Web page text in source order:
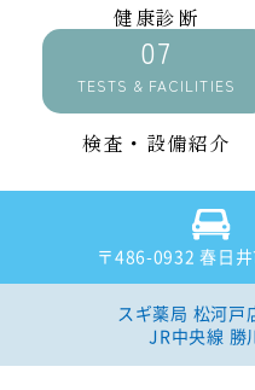
健康診断
TESTS & FACILITIES
検査・設備紹介
〒486-0932 春日
スギ薬局 松河
JR中央線 勝